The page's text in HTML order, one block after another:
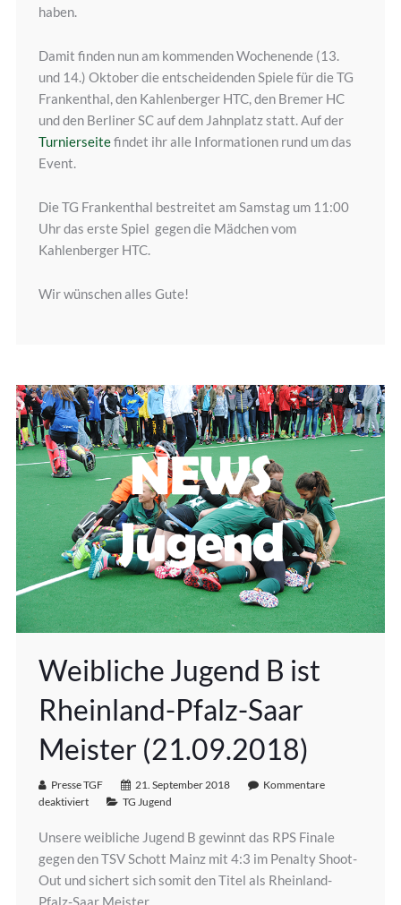
haben.
Damit finden nun am kommenden Wochenende (13.
und 14.) Oktober die entscheidenden Spiele für die TG
Frankenthal, den Kahlenberger HTC, den Bremer HC
und den Berliner SC auf dem Jahnplatz statt. Auf der
Turnierseitefindet ihr alle Informationen rund um das
Event.
Die TG Frankenthal bestreitet am Samstag um 11:00
Uhr das erste Spiel gegen die Mädchen vom
Kahlenberger HTC.
Wir wünschen alles Gute!
Weibliche Jugend B ist
Rheinland-Pfalz-Saar
Meister (21.09.2018)
Presse TGF 21. September 2018
Kommentare
deaktiviert
TG Jugend
Unsere weibliche Jugend B gewinnt das RPS Finale
gegen den TSV Schott Mainz mit 4:3 im Penalty Shoot-
Out und sichert sich somit den Titel als Rheinland-
Pfalz-Saar Meister.